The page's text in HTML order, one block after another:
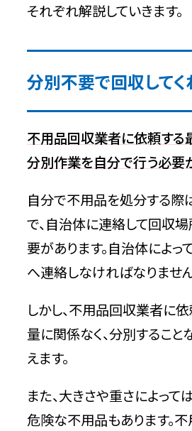
それぞれ解説していきます。
分別不要で回収してく
不用品回収業者に依頼する
分別作業を自分で行う必要
自分で不用品を処分する際
で、自治体に連絡して回収
要があります。自治体によっ
へ連絡しなければなりません
しかし、不用品回収業者に
量に関係なく、分別すること
えます。
また、大きさや重さによっ
危険な不用品もあります。